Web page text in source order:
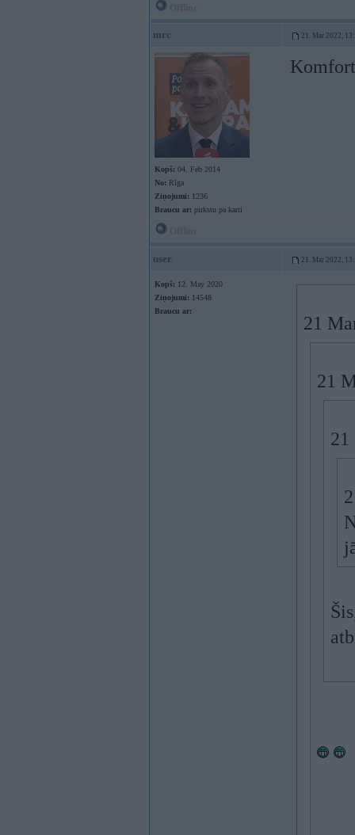
mrc 21. Mar 2022,
Kopš: 04. Feb 2014
No: Rīga
Ziņojumi: 1236
Braucu ar: pirkstu pa karti
user 21. Mar 2022,
Kopš: 12. May 2020
Ziņojumi: 14548
Braucu ar:
21
21
21